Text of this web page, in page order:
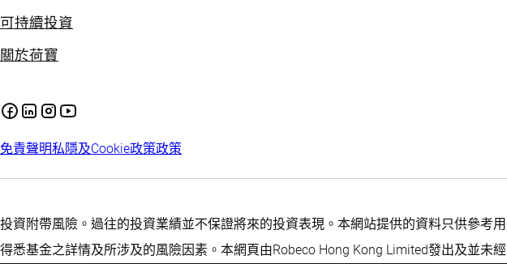
可持續投資
關於荷寶
免責聲明私隱及Cookie政策政策
投資附帶風險。過往的投資業績並不保證將來的投資表現。本網站提供的資料只供參
得悉基金之詳情及所涉及的風險因素。本網頁由Robeco Hong Kong Limited發出及並未